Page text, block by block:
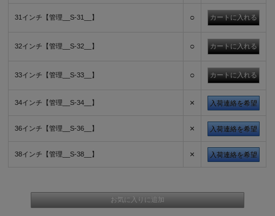
31インチ【管理__S-31__】 ○
32インチ【管理__S-32__】 ○
33インチ【管理__S-33__】 ○
34インチ【管理__S-34__】 × 入荷連絡を希望
36インチ【管理__S-36__】 × 入荷連絡を希望
38インチ【管理__S-38__】 × 入荷連絡を希望